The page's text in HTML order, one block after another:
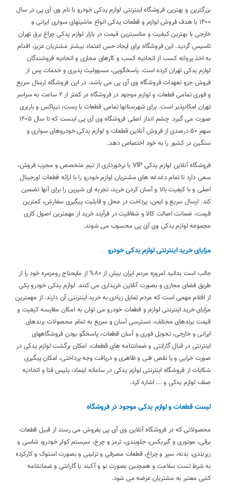
بزرگترین و بهترین فروشگاه اینترنتی لوازم یدکی خودرو با نام وی آی پی در سال
1400 با هدف فروش لوازم و قطعات یدکی انواع ماشینهای سواری ایرانی و
خارجی با بهترین کیفیت و مناسبترین قیمت در بازار لوازم یدکی چراغ برق تهران
تاسیس گردید. این فروشگاه برای ایجاد حس اعتماد بیشتر مشتریان عزیز، اقدام
به اخذ پروانه کسب از اتحادیه کسب و کارهای مجازی و اتحادیه فروشندگان
لوازم یدکی تهران کرده است. پاسخگویی، مسوولیت پذیری و خدمات پس از
فروش جزو تعهدات فروشگاه وی آی پی می باشد. در این فروشگاه ارسال سریع
و فوری تمامی قطعات و لوازم موجود در فروشگاه در کمتر از 2 ساعت به سراسر
تهران امکانپذیر است. برای شهرستانها تمامی قطعات با پست، تیپاکس و باربری
صورت می گیرد. چشم انداز اصلی فروشگاه وی آی پی اینست که تا سال 1405
سهم 50 درصدی از فروش آنلاین قطعات و لوازم یدکی خودروهای سواری و
سنگین در کشور را به خود اختصاص دهد.
فروشگاه آنلاین لوازم یدکی VIP با برخورداری از تیم متخصص و مجرب فروش،
سعی دارد تا تمام دغدغه های مشتریان لوازم خودرو را با ارائه قطعات اورجینال
اصلی و با کیفیت بالا و آسان کردن خرید، تجربه ای شیرین را برای آنها تضمین
کند. ارسال سریع و ایمن، پرداخت در محل و قابلیت پیگیری سفارش، کمترین
قیمت، ضمانت اصالت کالا و شفافیت در فرآیند خرید از مهمترین اصول کاری
مجموعه لوازم یدکی وی آی پی محسوب می شوند.
مزایای خرید اینترنتی لوازم یدکی خودرو
جالب است بدانید امروزه مردم ایران بیش از 80% از مایحتاج رومزمره خود را از
طریق فضای مجازی و بصورت آنلاین خریداری می کنند. لوازم یدکی خودرو یکی
از اقلام مهمی است که مردم تمایل زیادی به خرید اینترنتی آن دارند. از مهمترین
مزایای خرید اینترنتی لوازم و قطعات خودرو می توان به امکان مقایسه کیفیت و
قیمت برندهای مختلف، دسترسی آسان و سریع به تمام محصولات برندهای
ایرانی و خارجی، تحویل فوری و آسان قطعات، پاسخگو بودن فروشگاههای
اینترنتی در قبال گارانتی و ضمانتنامه های قطعات، امکان برگشت لوازم یدکی در
صورت خرابی و یا نقص فنی و ظاهری و دریافت وجه پرداختی، امکان پیگیری
شکایات از فروشگاه اینترنتی لوازم یدکی در سامانه اینماد، پلیس فتا و اتحادیه
صنف لوازم یدکی و ... اشاره کرد.
لیست قطعات و لوازم یدکی موجود در فروشگاه
محصولاتی که در فروشگاه آنلاین وی آی پی بفروش می رسند از قبیل قطعات
برقی، موتوری و گیربکس، جلوبندی، ترمز و چرخ، سیستم کولر خودرو، شاسی و
زیربندی، بدنه، سپر و چراغ، قطعات مصرفی و تزئینی و بصورت استوک و کارکرده
به شرط تست سلامت و همچنین بصورت نو و آکبند با گارانتی و ضمانتنامه
کتبی معتبر به مشتریان عرضه می شود.